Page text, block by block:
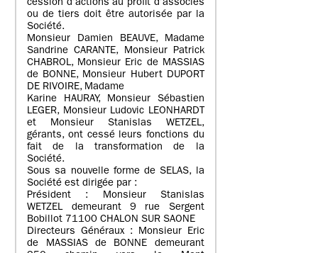
cession d’actions au profit d’associés
ou de tiers doit être autorisée par la
Société.
Monsieur Damien BEAUVE, Madame
Sandrine CARANTE, Monsieur Patrick
CHABROL, Monsieur Eric de MASSIAS
de BONNE, Monsieur Hubert DUPORT
DE RIVOIRE, Madame
Karine HAURAY, Monsieur Sébastien
LEGER, Monsieur Ludovic LEONHARDT
et Monsieur Stanislas WETZEL,
gérants, ont cessé leurs fonctions du
fait de la transformation de la
Société.
Sous sa nouvelle forme de SELAS, la
Société est dirigée par :
Président : Monsieur Stanislas
WETZEL demeurant 9 rue Sergent
Bobillot 71100 CHALON SUR SAONE
Directeurs Généraux : Monsieur Eric
de MASSIAS de BONNE demeurant